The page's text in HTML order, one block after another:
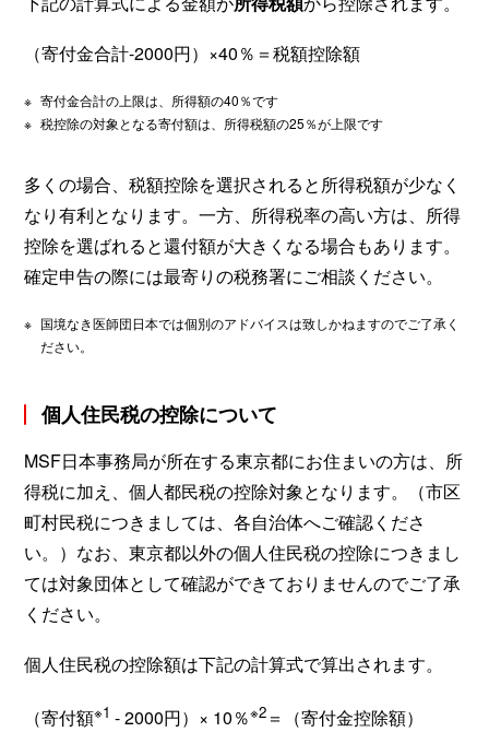
（寄付金合計-2000円）×40％＝税額控除額
※ 寄付金合計の上限は、所得額の40％です
※ 税控除の対象となる寄付額は、所得税額の25％が上限です
多くの場合、税額控除を選択されると所得税額が少なく
なり有利となります。一方、所得税率の高い方は、所得
控除を選ばれると還付額が大きくなる場合もあります。
確定申告の際には最寄りの税務署にご相談ください。
※ 国境なき医師団日本では個別のアドバイスは致しかねますのでご了承く
ださい。
個人住民税の控除について
MSF日本事務局が所在する東京都にお住まいの方は、所
得税に加え、個人都民税の控除対象となります。（市区
町村民税につきましては、各自治体へご確認くださ
い。）なお、東京都以外の個人住民税の控除につきまし
ては対象団体として確認ができておりませんのでご了承
ください。
個人住民税の控除額は下記の計算式で算出されます。
（寄付額※1 - 2000円）× 10％※2 ＝（寄付金控除額）